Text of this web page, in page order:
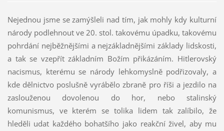
Nejednou jsme se zamýšleli nad tím, jak mohly kdy kulturní
národy podlehnout ve 20. stol. takovému úpadku, takovému
pohrdání nejběžnějšími a nejzákladnějšími základy lidskosti,
a tak se vzepřít základním Božím přikázáním. Hitlerovský
nacismus, kterému se národy lehkomyslně podřizovaly, a
kde dělnictvo poslušně vyrábělo zbraně pro říši a jezdilo na
zaslouženou dovolenou do hor, nebo stalinský
komunismus, ve kterém se tolika lidem tak zalíbilo, že
hleděli udat každého bohatšího jako reakční živel, aby mu